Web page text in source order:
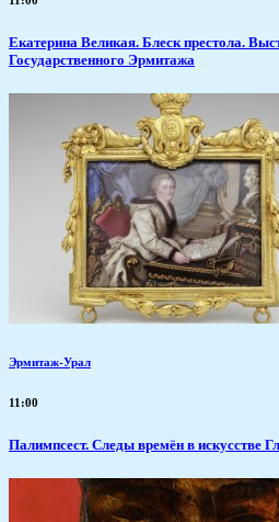
Екатерина Великая. Блеск престола.
Государственного Эрмитажа
Эрмитаж-Урал
11:00
Палимпсест. Следы времён в искусстве